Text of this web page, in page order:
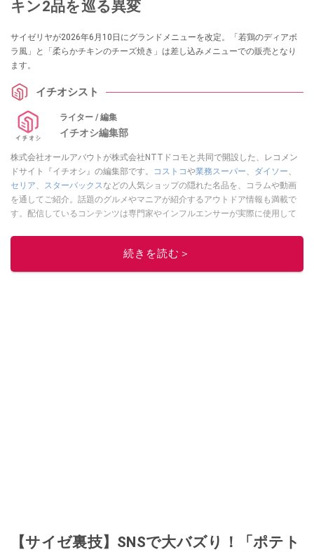
キン2品を巡る異変
サイゼリヤが2026年6月10日にグランドメニューを改定。「若鶏のディアボ
ラ風」と「柔らかチキンのチーズ焼き」は差し込みメニューでの販売となり
ます。
イチオシスト
ライター / 編集
イチオシ編集部
株式会社オールアバウトが株式会社NTTドコモと共同で開設した、レコメン
ドサイト『イチオシ』の編集部です。
コストコや業務スーパー、 ダイソー、
セリア、 スターバックスなどの人気ショップの隠れた名品を、コラムや動画
を通してご紹介。話題のグルメやマニアが紹介するアウトドア情報も満載で
す。配信しているコンテンツは専門家やインフルエンサーが実際に使用して
ニュースでフォロー
続きを読む＞
【サイゼ裏技】SNSで大バズり！「ポテト